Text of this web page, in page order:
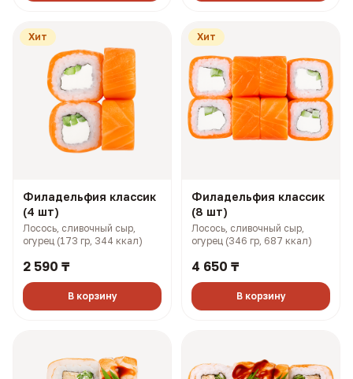
Хит
Филадельфия классик
(4 шт)
Лосось, сливочный сыр,
огурец (173 гр, 344 ккал)
2 590 ₸
В корзину
Хит
Филадельфия классик
(8 шт)
Лосось, сливочный сыр,
огурец (346 гр, 687 ккал)
4 650 ₸
В корзину